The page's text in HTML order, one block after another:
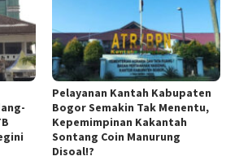
Pelayanan Kantah Kabupaten
Bogor Semakin Tak Menentu,
Kepemimpinan Kakantah
Sontang Coin Manurung
Disoal!?